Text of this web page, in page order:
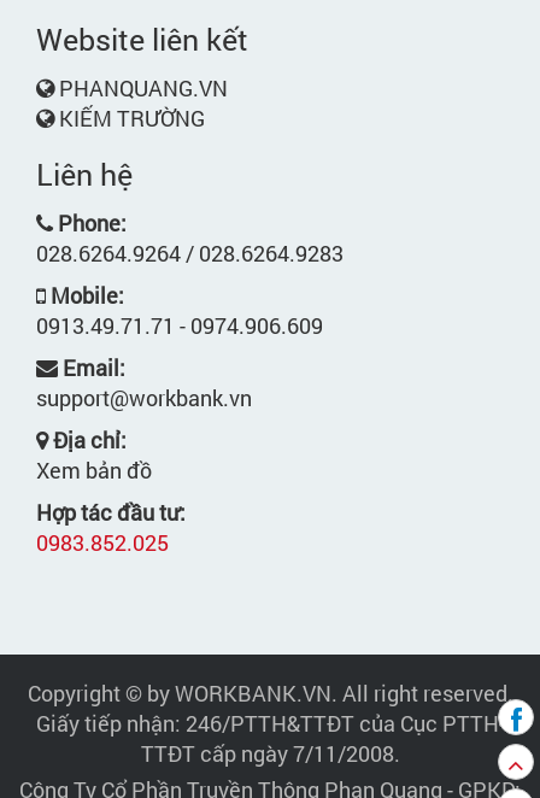
Website liên kết
PHANQUANG.VN
KIẾM TRƯỜNG
Liên hệ
Phone:
028.6264.9264 / 028.6264.9283
Mobile:
0913.49.71.71 - 0974.906.609
Email:
support@workbank.vn
Địa chỉ:
Xem bản đồ
Hợp tác đầu tư:
0983.852.025
Copyright © by WORKBANK.VN. All right reserved.
Giấy tiếp nhận: 246/PTTH&TTĐT của Cục PTTH-
TTĐT cấp ngày 7/11/2008.
Công Ty Cổ Phần Truyền Thông Phan Quang - GPKD: